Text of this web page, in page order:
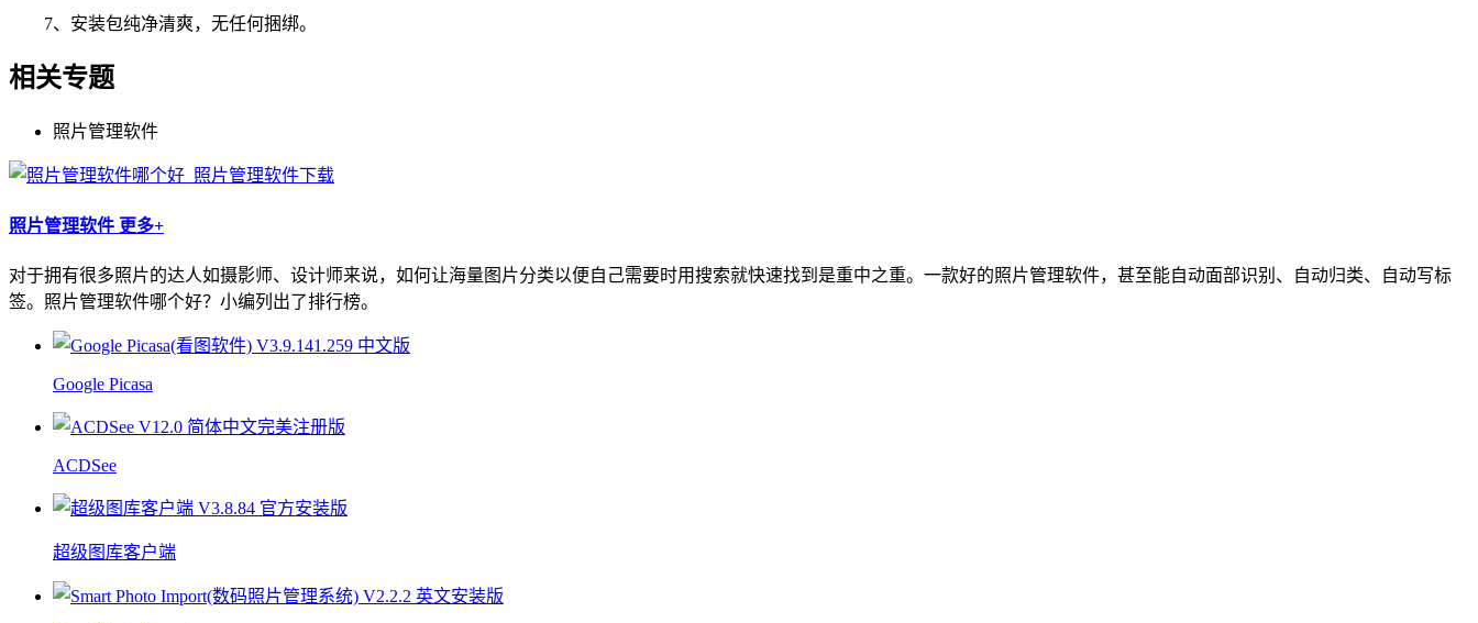
7、安装包纯净清爽，无任何捆绑。
相关专题
照片管理软件
照片管理软件 更多+
对于拥有很多照片的达人如摄影师、设计师来说，如何让海量图片分类以便自己需要时用搜索就快速找到是重中之重。一款好的照片管理软件，甚至能自动面部识别、自动归类、自动写标
签。照片管理软件哪个好？小编列出了排行榜。
Google Picasa
ACDSee
超级图库客户端